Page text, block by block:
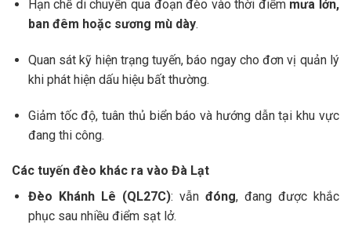
Hạn chế di chuyển qua đoạn đèo vào thời điểm mưa lớn,
ban đêm hoặc sương mù dày.
Quan sát kỹ hiện trạng tuyến, báo ngay cho đơn vị quản lý
khi phát hiện dấu hiệu bất thường.
Giảm tốc độ, tuân thủ biển báo và hướng dẫn tại khu vực
đang thi công.
Các tuyến đèo khác ra vào Đà Lạt
Đèo Khánh Lê (QL27C): vẫn đóng, đang được khắc
phục sau nhiều điểm sạt lở.